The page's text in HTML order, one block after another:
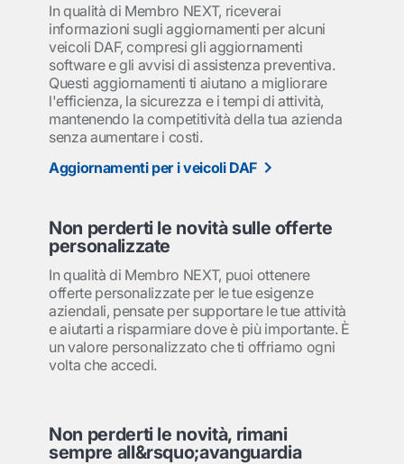
In qualità di Membro NEXT, riceverai
informazioni sugli aggiornamenti per alcuni
veicoli DAF, compresi gli aggiornamenti
software e gli avvisi di assistenza preventiva.
Questi aggiornamenti ti aiutano a migliorare
l'efficienza, la sicurezza e i tempi di attività,
mantenendo la competitività della tua azienda
senza aumentare i costi.
Aggiornamenti per i veicoli DAF
Non perderti le novità sulle offerte
personalizzate
In qualità di Membro NEXT, puoi ottenere
offerte personalizzate per le tue esigenze
aziendali, pensate per supportare le tue attività
e aiutarti a risparmiare dove è più importante. È
un valore personalizzato che ti offriamo ogni
volta che accedi.
Non perderti le novità, rimani
sempre all&rsquo;avanguardia